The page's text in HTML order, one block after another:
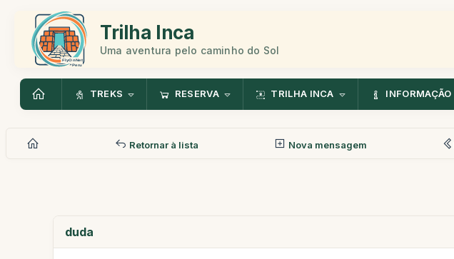
Trilha Inca
Uma aventura pelo caminho do Sol
TREKS RESERVA TRILHA INCA INFORMAÇÃO
Retornar à lista Nova mensagem
duda